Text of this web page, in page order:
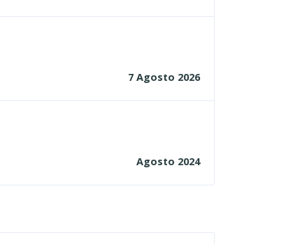
7 Agosto 2026
Agosto 2024